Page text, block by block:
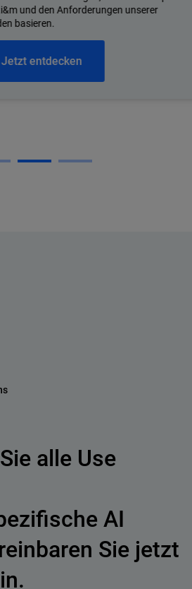
Anforderungen unserer
alle Use
AI
Sie jetzt